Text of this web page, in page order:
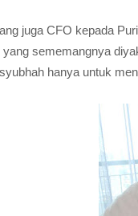
juga CFO kepada
sememangnya
hanya untuk